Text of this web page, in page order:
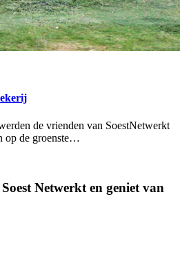
de vrienden van SoestNetwerkt
op de groenste…
Netwerkt en geniet van